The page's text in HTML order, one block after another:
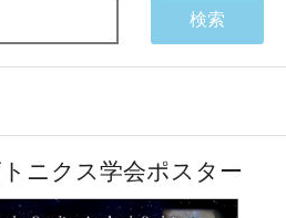
検索
ニクス学会ポスター